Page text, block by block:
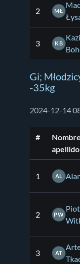
2 MŁ
3 KB
Gi;
-35kg
2024-12-14
#
apellido
1 AL
2 PW
3 AT